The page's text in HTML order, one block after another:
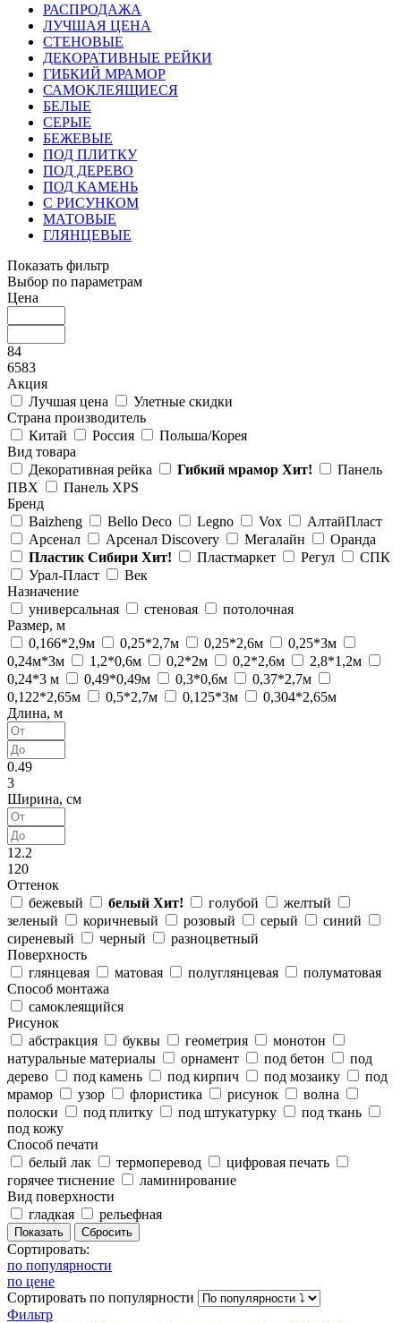
РАСПРОДАЖА
ЛУЧШАЯ ЦЕНА
СТЕНОВЫЕ
ДЕКОРАТИВНЫЕ РЕЙКИ
ГИБКИЙ МРАМОР
САМОКЛЕЯЩИЕСЯ
БЕЛЫЕ
СЕРЫЕ
БЕЖЕВЫЕ
ПОД ПЛИТКУ
ПОД ДЕРЕВО
ПОД КАМЕНЬ
С РИСУНКОМ
МАТОВЫЕ
ГЛЯНЦЕВЫЕ
Показать фильтр
Выбор по параметрам
Цена
84
6583
Акция
Лучшая цена
Улетные скидки
Страна производитель
Китай
Россия
Польша/Корея
Вид товара
Декоративная рейка
Гибкий мрамор Хит!
Панель
ПВХ
Панель XPS
Бренд
Baizheng
Bello Deco Legno Vox
АлтайПласт
Арсенал
Арсенал Discovery Мегалайн
Оранда
Пластик Сибири Хит! Пластмаркет Регул
СПК
Урал-Пласт
Век
Назначение
универсальная
стеновая
потолочная
Размер, м
0,166*2,9м
0,25*2,7м 0,25*2,6м
0,25*3м
0,24м*3м
1,2*0,6м 0,2*2м 0,2*2,6м
2,8*1,2м
0,24*3 м
0,49*0,49м 0,3*0,6м
0,37*2,7м
0,122*2,65м
0,5*2,7м 0,125*3м
0,304*2,65м
Длина, м
0.49
3
Ширина, см
12.2
120
Оттенок
бежевый
белый Хит! голубой
желтый
зеленый
коричневый розовый серый
синий
сиреневый
черный
разноцветный
Поверхность
глянцевая
матовая полуглянцевая
полуматовая
Способ монтажа
самоклеящийся
Рисунок
абстракция
буквы геометрия
монотон
натуральные материалы
орнамент под бетон
под
дерево
под камень под кирпич под мозаику
под
мрамор
узор флористика рисунок
волна
полоски
под плитку под штукатурку
под ткань
под кожу
Способ печати
белый лак
термоперевод
цифровая печать
горячее тиснение
ламинирование
Вид поверхности
гладкая
рельефная
Сортировать:
по популярности
по цене
Сортировать по популярности
Фильтр